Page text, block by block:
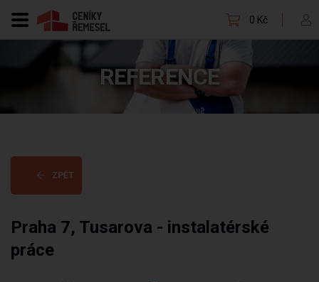
0 Kč
REFERENCE
ZPĚT
Praha 7, Tusarova - instalatérské
práce